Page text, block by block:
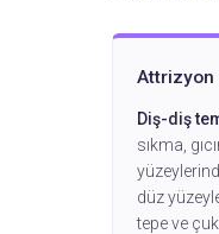
Attrizyon
Diş-diş
sıkma,
düz
tepe ve